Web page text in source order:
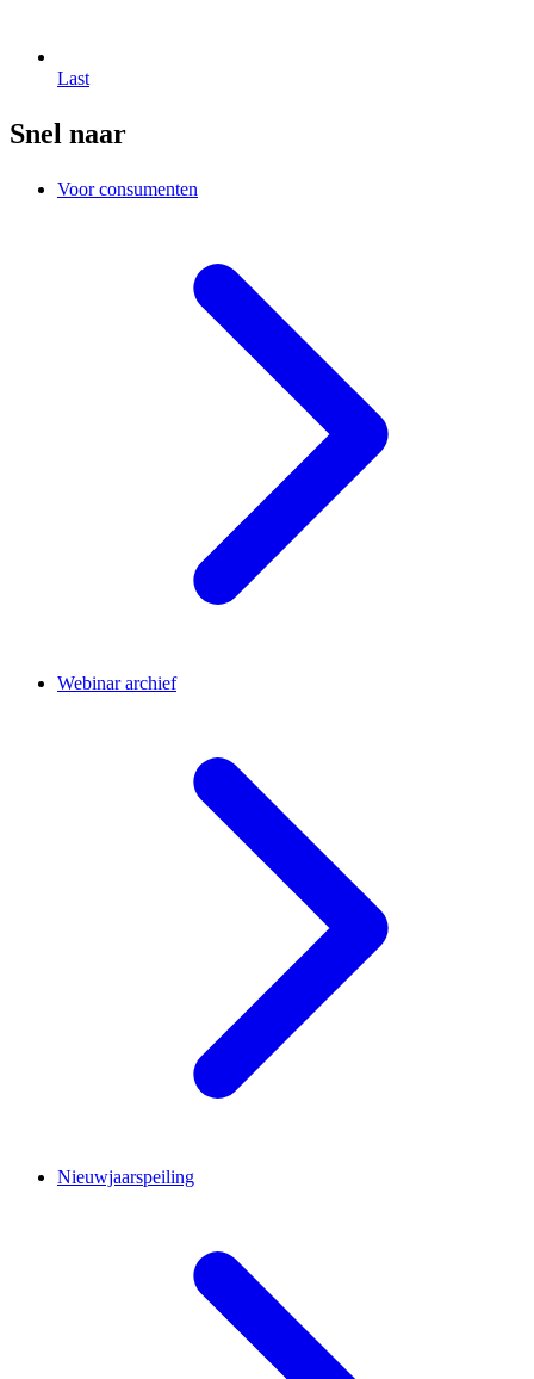
Last
Snel naar
Voor consumenten
Webinar archief
Nieuwjaarspeiling